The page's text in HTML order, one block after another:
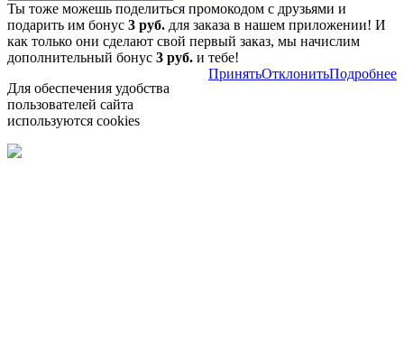
Ты тоже можешь поделиться промокодом с друзьями и
подарить им бонус 3 руб. для заказа в нашем приложении! И
как только они сделают свой первый заказ, мы начислим
дополнительный бонус 3 руб. и тебе!
Для обеспечения удобства
пользователей сайта
используются cookies
ПринятьОтклонитьПодробнее